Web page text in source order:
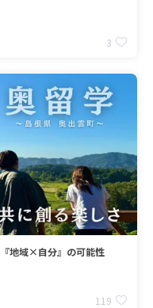
3
『地域×自分』の可能性
119